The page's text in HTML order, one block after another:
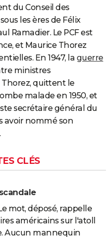
du Conseil des
les ères de Félix
Ramadier. Le PCF est
et Maurice Thorez
En 1947, la guerre
ministres
quittent le
malade en 1950, et
secrétaire général du
avoir nommé son
CLÉS
mot, déposé, rappelle
américains sur l'atoll
Aucun mannequin